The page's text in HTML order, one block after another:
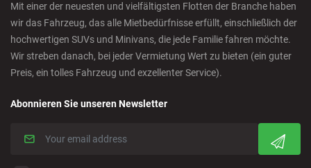
Mit einer der neuesten und vielfältigsten Flotten der Branche haben
wir das Fahrzeug, das alle Mietbedürfnisse erfüllt, einschließlich der
hochwertigen SUVs und Minivans, die jede Familie fahren möchte.
Wir streben danach, bei jeder Vermietung Wert zu bieten (ein guter
Preis, ein tolles Fahrzeug und exzellenter Service).
Abonnieren Sie unseren Newsletter